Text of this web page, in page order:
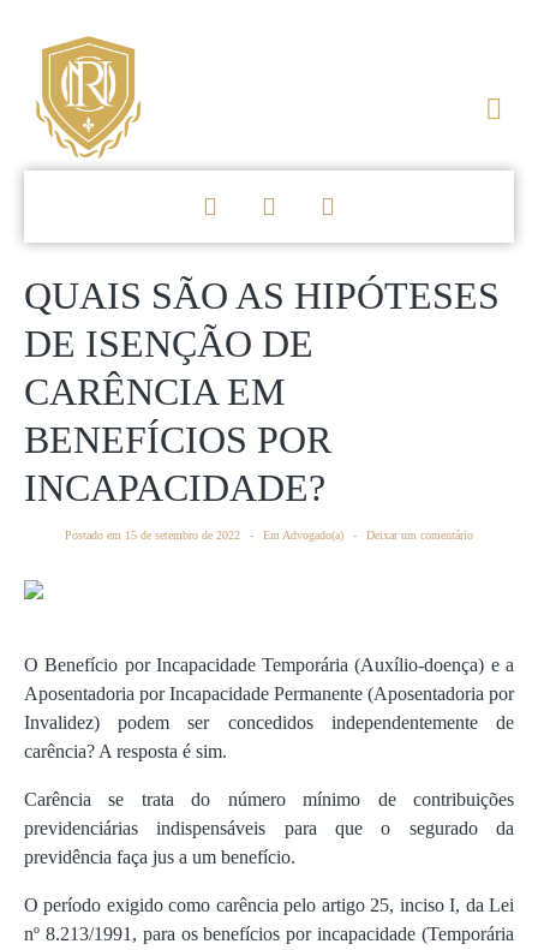
QUAIS SÃO AS HIPÓTESES
DE ISENÇÃO DE
CARÊNCIA EM
BENEFÍCIOS POR
INCAPACIDADE?
Postado em 15 de setembro de 2022 Em Advogado(a) Deixar um comentário
O Benefício por Incapacidade Temporária (Auxílio-doença) e a
Aposentadoria por Incapacidade Permanente (Aposentadoria por
Invalidez) podem ser concedidos independentemente de
carência? A resposta é sim.
Carência se trata do número mínimo de contribuições
previdenciárias indispensáveis para que o segurado da
previdência faça jus a um benefício.
O período exigido como carência pelo artigo 25, inciso I, da Lei
nº 8.213/1991, para os benefícios por incapacidade (Temporária